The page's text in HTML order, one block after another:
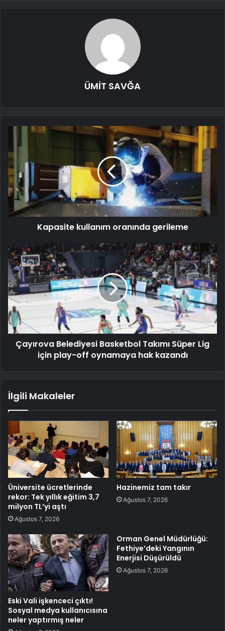
ÜMİT SAVĞA
Kapasite kullanım oranında gerileme
Çayırova Belediyesi Basketbol Takımı Süper Lig
için play-off oynamaya hak kazandı
İlgili Makaleler
Üniversite ücretlerinde
rekor: Tek yıllık eğitim 3,7
milyon TL’yi aştı
Ağustos 7, 2026
Hazinemiz tam takır
Ağustos 7, 2026
Eski Vali işkenceci çıktı!
Sosyal medya kullanıcısına
neler yaptırmış neler
Orman Genel Müdürlüğü:
Fethiye’deki Yangının
Enerjisi Düşürüldü
Ağustos 7, 2026